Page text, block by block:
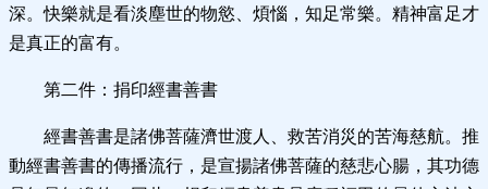
深。快樂就是看淡塵世的物慾、煩惱，知足常樂。精神富足才
是真正的富有。
第二件：捐印經書善書
經書善書是諸佛菩薩濟世渡人、救苦消災的苦海慈航。推
動經書善書的傳播流行，是宣揚諸佛菩薩的慈悲心腸，其功德